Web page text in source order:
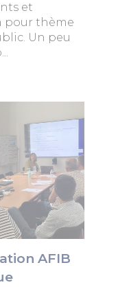
et
pour thème
Un peu
AFIB